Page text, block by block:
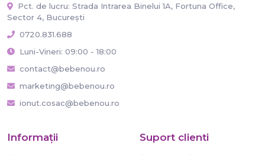
Pct. de lucru: Strada Intrarea Binelui 1A, Fortuna Office,
Sector 4, București
0720.831.688
Luni-Vineri: 09:00 - 18:00
contact@bebenou.ro
marketing@bebenou.ro
ionut.cosac@bebenou.ro
Informaţii Suport clienti